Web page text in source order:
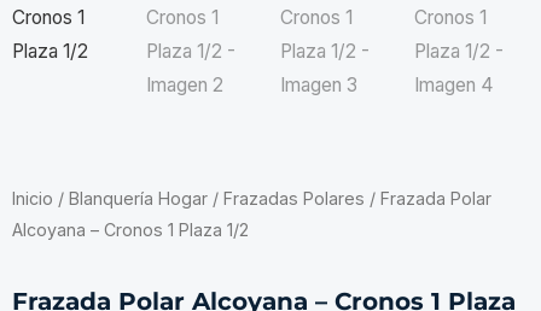
Inicio / Blanquería Hogar / Frazadas Polares / Frazada Polar
Alcoyana – Cronos 1 Plaza 1/2
Frazada Polar Alcoyana – Cronos 1 Plaza